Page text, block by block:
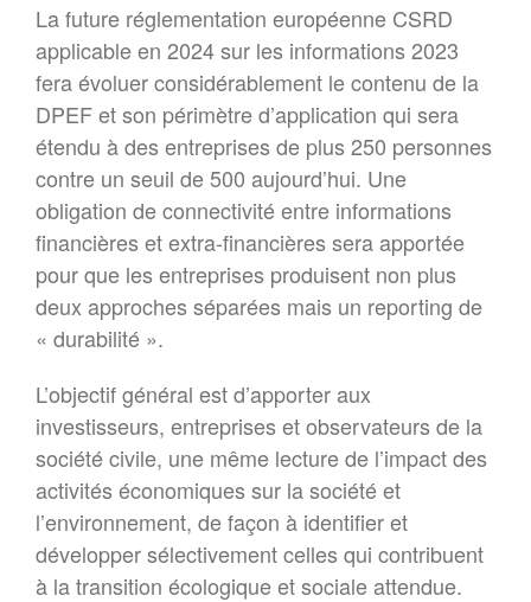
La future réglementation européenne CSRD
applicable en 2024 sur les informations 2023
fera évoluer considérablement le contenu de la
DPEF et son périmètre d’application qui sera
étendu à des entreprises de plus 250 personnes
contre un seuil de 500 aujourd’hui. Une
obligation de connectivité entre informations
financières et extra-financières sera apportée
pour que les entreprises produisent non plus
deux approches séparées mais un reporting de
« durabilité ».
L’objectif général est d’apporter aux
investisseurs, entreprises et observateurs de la
société civile, une même lecture de l’impact des
activités économiques sur la société et
l’environnement, de façon à identifier et
développer sélectivement celles qui contribuent
à la transition écologique et sociale attendue.